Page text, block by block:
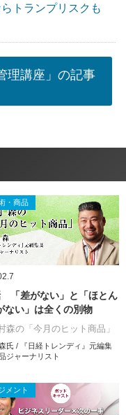
トランプリスクも
理講座」の記事
・商品
「差がない」と「ほとん
ない」は全くの別物
森の「今月のヒット商品」
氏 / 『日経トレンディ』元編集
ジャーナリスト
メント